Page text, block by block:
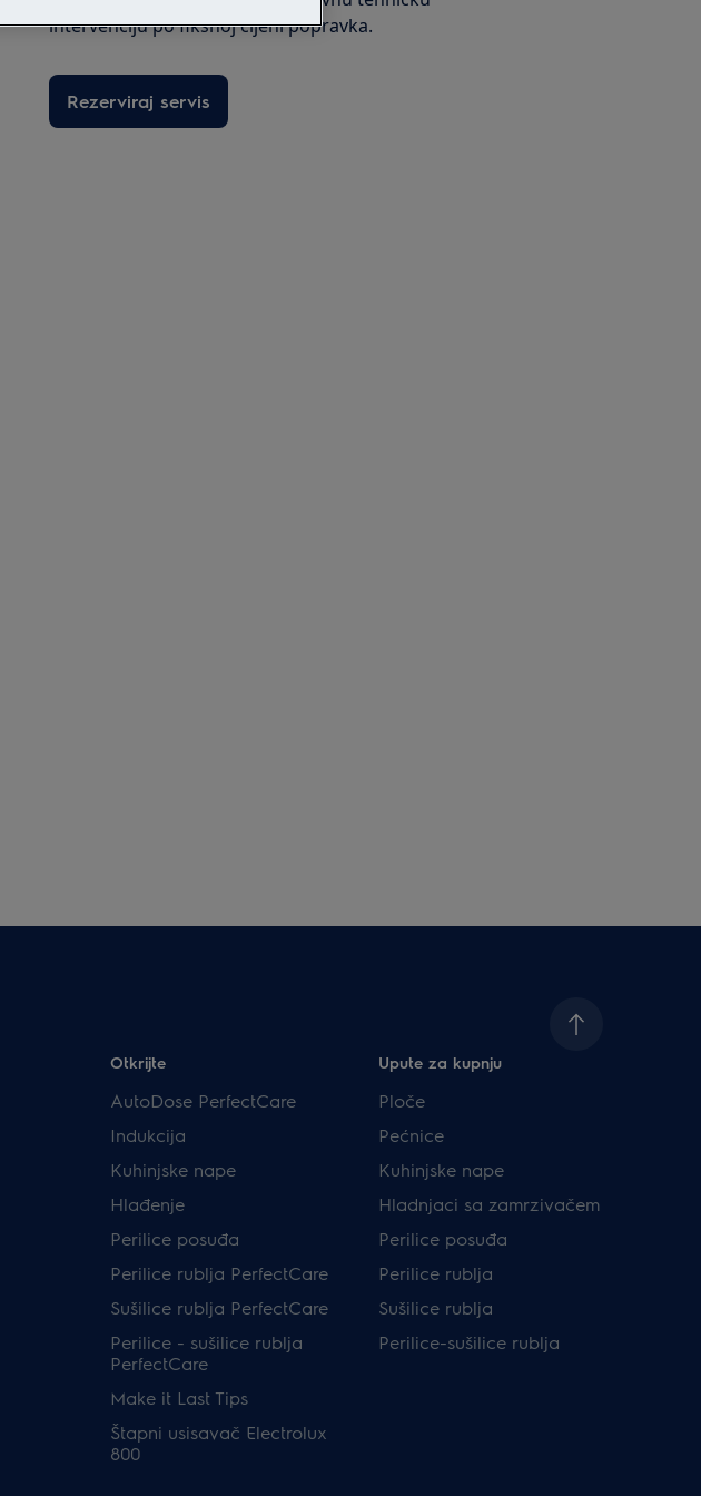
intervenciju po fiksnoj cijeni popravka.
Rezerviraj servis
Otkrijte
AutoDose PerfectCare
Indukcija
Kuhinjske nape
Hlađenje
Perilice posuđa
Perilice rublja PerfectCare
Sušilice rublja PerfectCare
Perilice - sušilice rublja
PerfectCare
Make it Last Tips
Štapni usisavač Electrolux
800
Upute za kupnju
Ploče
Pećnice
Kuhinjske nape
Hladnjaci sa zamrzivačem
Perilice posuđa
Perilice rublja
Sušilice rublja
Perilice-sušilice rublja